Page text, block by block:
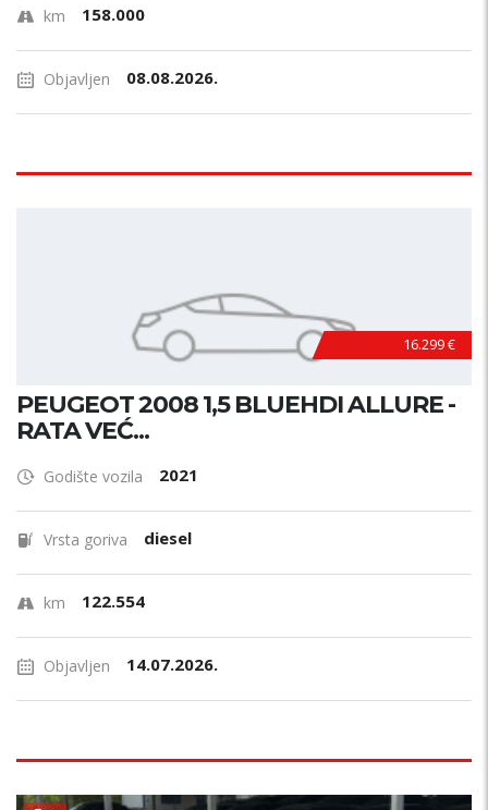
km 158.000
Objavljen 08.08.2026.
16.299 €
PEUGEOT 2008 1,5 BLUEHDI ALLURE -
RATA VEĆ...
Godište vozila 2021
Vrsta goriva diesel
km 122.554
Objavljen 14.07.2026.